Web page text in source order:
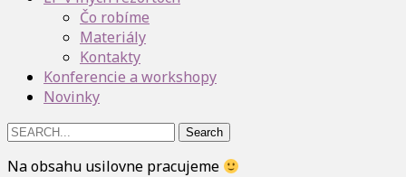
Čo robíme
Materiály
Kontakty
Konferencie a workshopy
Novinky
Search
Na obsahu usilovne pracujeme